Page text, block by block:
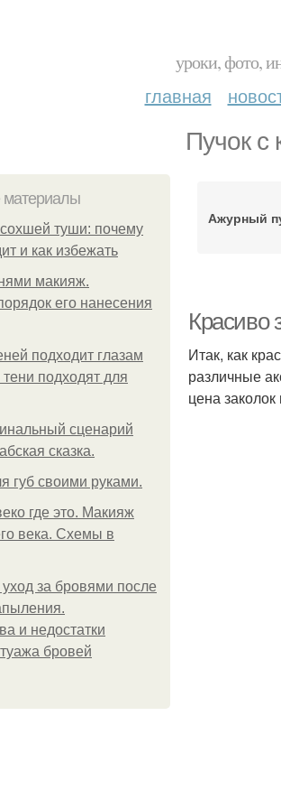
уроки, фото,
главная
Пучок с
туши: почему
и как избежать
макияж.
его нанесения
подходит глазам
подходят для
сценарий
сказка.
губ своими руками.
где это. Макияж
века. Схемы в
за бровями после
и недостатки
бровей
Ажурный
Красиво
Итак, как
различные
цена